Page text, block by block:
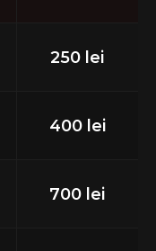
250 lei
400 lei
700 lei